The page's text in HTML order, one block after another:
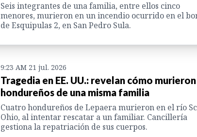
Seis integrantes de una familia, entre ellos cinco
menores, murieron en un incendio ocurrido en el
de Esquipulas 2, en San Pedro Sula.
9:23 AM 21 jul. 2026
Tragedia en EE. UU.: revelan cómo
hondureños de una misma familia
Cuatro hondureños de Lepaera murieron en el río
Ohio, al intentar rescatar a un familiar. Cancillería
gestiona la repatriación de sus cuerpos.